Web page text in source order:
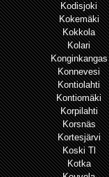
Kodisjoki
Kokemäki
Kokkola
Kolari
Konginkangas
Konnevesi
Kontiolahti
Kontiomäki
Korpilahti
Korsnäs
Kortesjärvi
Koski Tl
Kotka